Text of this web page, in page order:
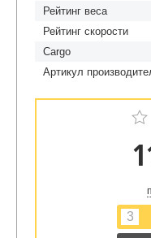
Рейтинг веса
Рейтинг скорости
Cargo
Артикул